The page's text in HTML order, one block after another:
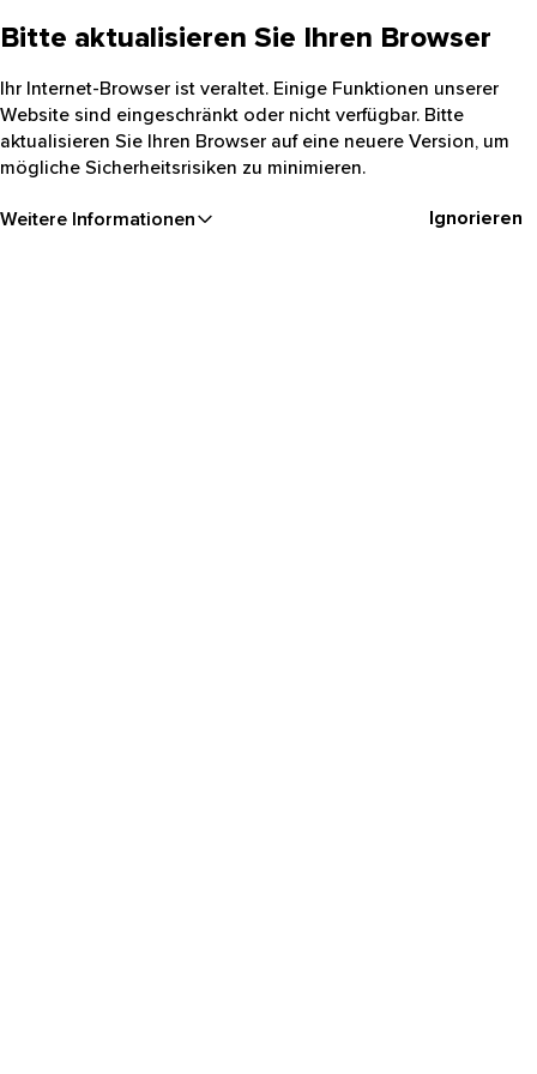
Bitte aktualisieren Sie Ihren Browser
Ihr Internet-Browser ist veraltet. Einige Funktionen unserer
Website sind eingeschränkt oder nicht verfügbar. Bitte
aktualisieren Sie Ihren Browser auf eine neuere Version, um
mögliche Sicherheitsrisiken zu minimieren.
Weitere Informationen Ignorieren